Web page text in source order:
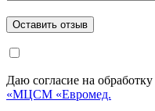
Даю согласие на обработку
«МЦСМ «Евромед.